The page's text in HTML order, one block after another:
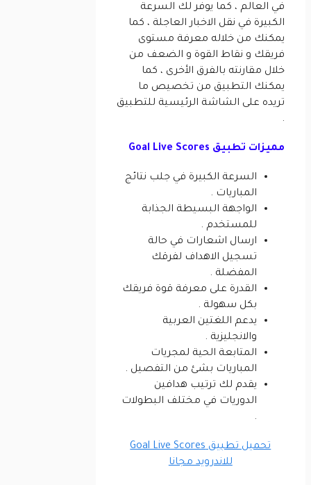
في العالم ، كما يوفر لك السرعة
الكبيرة في نقل الاخبار العاجلة ، كما
يمكنك من خلاله معرفة مستوى
فريقك و نقاط القوة و الضعف من
خلال مقارنته بالفرق الأخرى ، كما
يمكنك التطبيق من تخصيص ما
تريده على الشاشة الرئيسية للتطبيق
.
مميزات تطبيق Goal Live Scores
السرعة الكبيرة في جلب نتائج
المباريات .
الواجهة البسيطة الجذابة
للمستخدم .
ارسال اشعارات في حالة
تسجيل الاهداف لفرقك
المفضلة .
القدرة على معرفة قوة فريقك
بكل سهولة .
يدعم اللغتين العربية
والانجليزية .
المتابعة الحية لمجريات
المباريات بشئ من التفصيل .
يقدم لك ترتيب هدافين
الدوريات في مختلف البطولات
.
تحميل تطبيق Goal Live Scores
للاندرويد مجانا